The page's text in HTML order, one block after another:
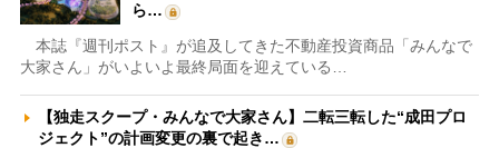
ら…
本誌『週刊ポスト』が追及してきた不動産投資商品「みんなで
大家さん」がいよいよ最終局面を迎えている…
【独走スクープ・みんなで大家さん】二転三転した“成田プロ
ジェクト”の計画変更の裏で起き…